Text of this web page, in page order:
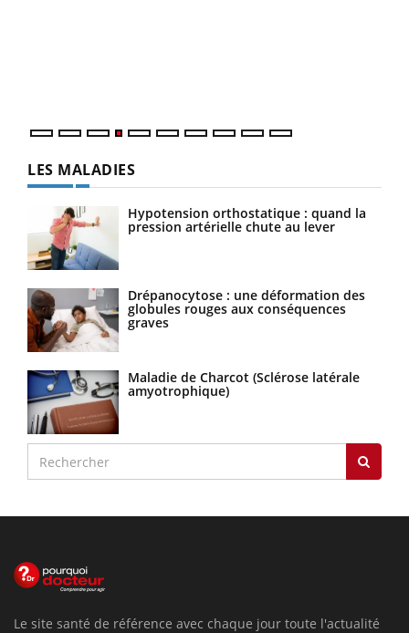
LES MALADIES
Hypotension orthostatique : quand la
pression artérielle chute au lever
Drépanocytose : une déformation des
globules rouges aux conséquences
graves
Maladie de Charcot (Sclérose latérale
amyotrophique)
Le site santé de référence avec chaque jour toute l'actualité